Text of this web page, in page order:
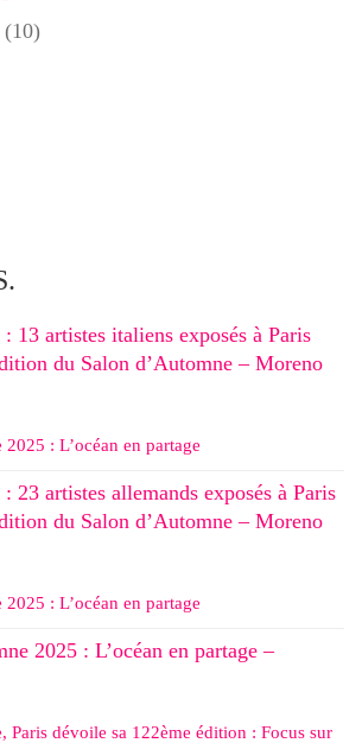
(10)
13 artistes italiens exposés à Paris
du Salon d’Automne – Moreno
: L’océan en partage
23 artistes allemands exposés à Paris
du Salon d’Automne – Moreno
: L’océan en partage
2025 : L’océan en partage –
Paris dévoile sa 122ème édition : Focus sur